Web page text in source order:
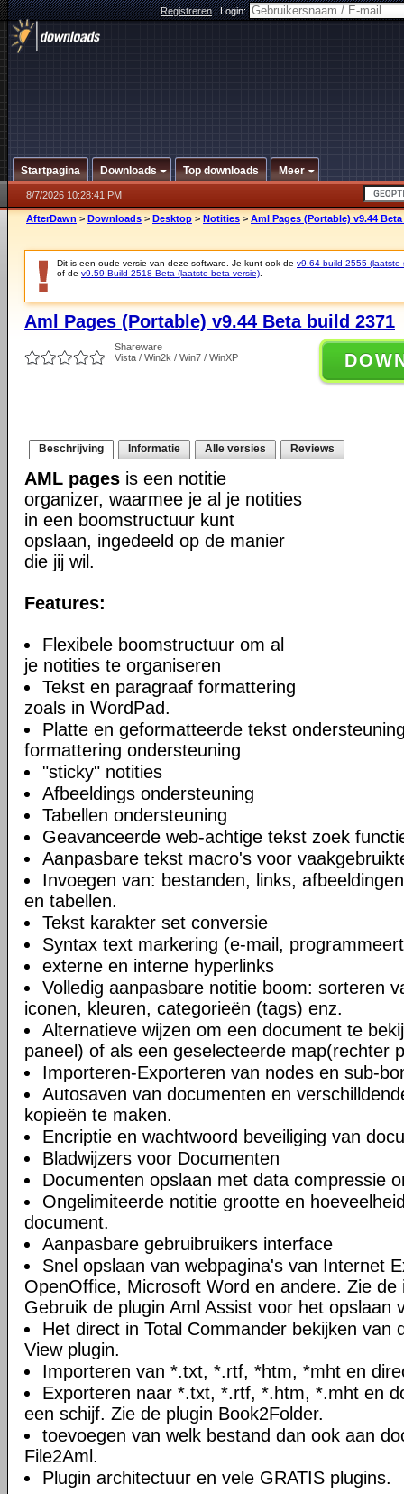
Registreren|Login:
Startpagina Downloads Top downloads Meer
8/7/2026 10:28:41 PM
AfterDawn > Downloads > Desktop > Notities > Aml Pages (Portable) v9.44
Dit is een oude versie van deze software. Je kunt ook de v9.64 build 2555 (laatste
of de v9.59 Build 2518 Beta (laatste beta versie)
Aml Pages (Portable) v9.44 Beta build 2371
Shareware
Vista / Win2k / Win7 / WinXP
Beschrijving Informatie Alle versies Reviews
AML pages is een notitie
organizer, waarmee je al je notities
in een boomstructuur kunt
opslaan, ingedeeld op de manier
die jij wil.
Features:
Flexibele boomstructuur om al
je notities te organiseren
Tekst en paragraaf formattering
zoals in WordPad.
Platte en geformatteerde tekst
formattering ondersteuning
"sticky" notities
Afbeeldings ondersteuning
Tabellen ondersteuning
Geavanceerde web-achtige tekst zoek
Aanpasbare tekst macro's voor
Invoegen van: bestanden, links,
en tabellen.
Tekst karakter set conversie
Syntax text markering (e-mail,
externe en interne hyperlinks
Volledig aanpasbare notitie boom: sorteren
iconen, kleuren, categorieën (tags) enz.
Alternatieve wijzen om een document te
paneel) of als een geselecteerde map(rechter
Importeren-Exporteren van nodes en sub-
Autosaven van documenten en
kopieën te maken.
Encriptie en wachtwoord beveiliging van
Bladwijzers voor Documenten
Documenten opslaan met data compressie
Ongelimiteerde notitie grootte en
document.
Aanpasbare gebruibruikers interface
Snel opslaan van webpagina's van Internet
OpenOffice, Microsoft Word en andere. Zie de
Gebruik de plugin Aml Assist voor het opslaan
Het direct in Total Commander bekijken van
View plugin.
Importeren van *.txt, *.rtf, *htm, *mht en
Exporteren naar *.txt, *.rtf, *.htm, *.mht en
een schijf. Zie de plugin Book2Folder.
toevoegen van welk bestand dan ook aan
File2Aml.
Plugin architectuur en vele GRATIS plugins.